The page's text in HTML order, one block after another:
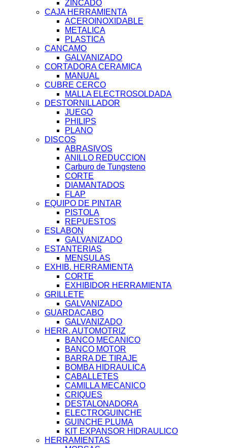
ZINCADO
CAJA HERRAMIENTA
ACEROINOXIDABLE
METALICA
PLASTICA
CANCAMO
GALVANIZADO
CORTADORA CERAMICA
MANUAL
CUBRE CERCO
MALLA ELECTROSOLDADA
DESTORNILLADOR
JUEGO
PHILIPS
PLANO
DISCOS
ABRASIVOS
ANILLO REDUCCION
Carburo de Tungsteno
CORTE
DIAMANTADOS
FLAP
EQUIPO DE PINTAR
PISTOLA
REPUESTOS
ESLABON
GALVANIZADO
ESTANTERIAS
MENSULAS
EXHIB. HERRAMIENTA
CORTE
EXHIBIDOR HERRAMIENTA
GRILLETE
GALVANIZADO
GUARDACABO
GALVANIZADO
HERR. AUTOMOTRIZ
BANCO MECANICO
BANCO MOTOR
BARRA DE TIRAJE
BOMBA HIDRAULICA
CABALLETES
CAMILLA MECANICO
CRIQUES
DESTALONADORA
ELECTROGUINCHE
GUINCHE PLUMA
KIT EXPANSOR HIDRAULICO
HERRAMIENTAS